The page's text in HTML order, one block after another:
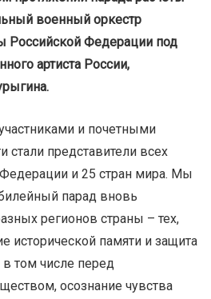
военный оркестр
Российской Федерации под
артиста России,
и почетными
стали представители всех
и 25 стран мира. Мы
парад вновь
регионов страны – тех,
исторической памяти и защита
том числе перед
осознание чувства